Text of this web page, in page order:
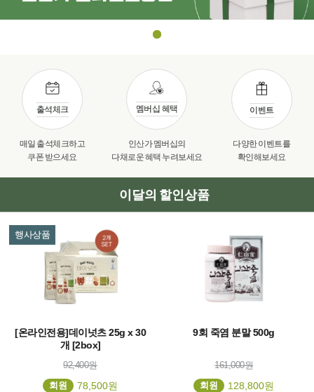
출석체크
매일 출석체크하고
쿠폰 받으세요
멤버십 혜택
인산가 멤버십의
다채로운 혜택 누려보세요
이벤트
다양한 이벤트를
확인해보세요
이달의 할인상품
행사상품
[온라인전용]데이넛츠 25g x 30
개 [2box]
92,400원
회원
78,500원
9회 죽염 분말 500g
161,000원
회원
128,800원